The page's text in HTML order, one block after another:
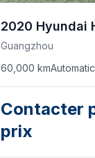
2020 Hyundai
Guangzhou
60,000 kmAutomatic
Contacter
prix